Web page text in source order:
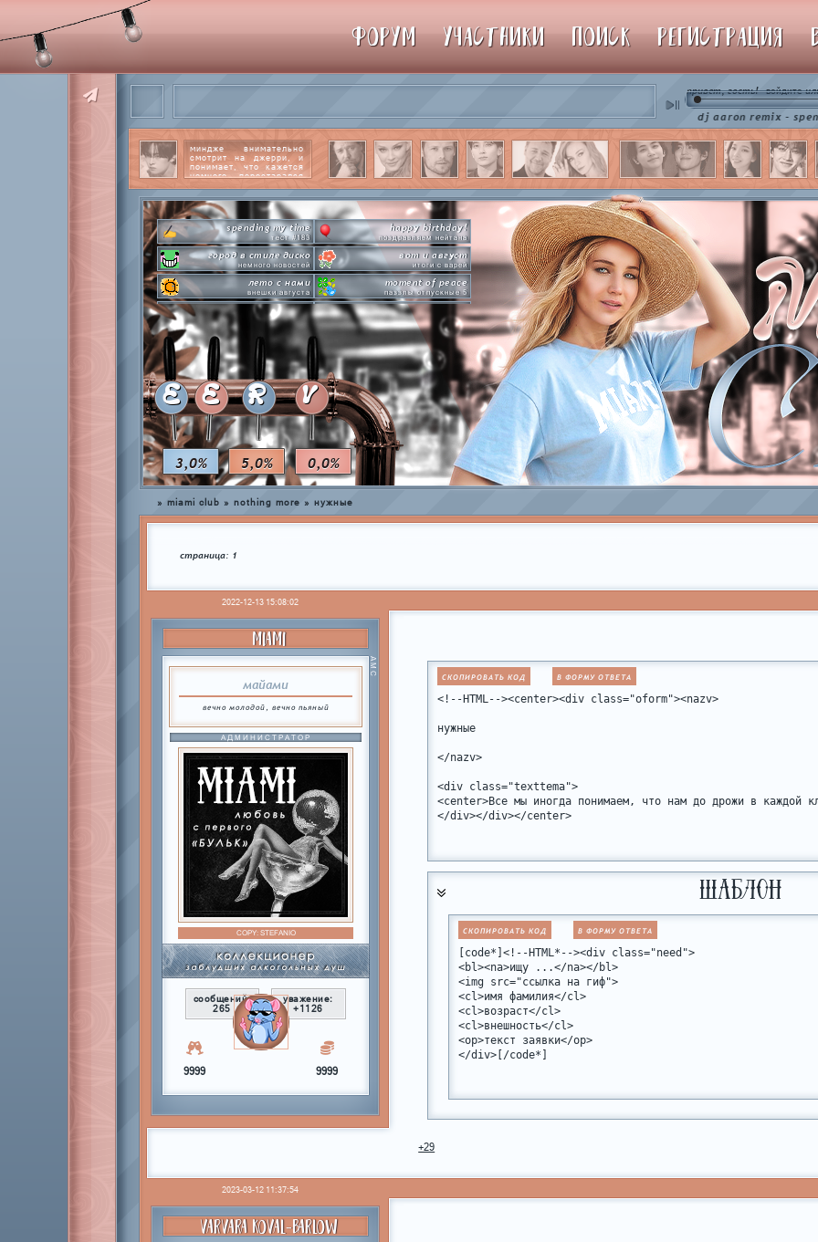
3,0% 5,0% 0,0%
♫ dj aaron remix - spencer
миндже внимательно
смотрит на джерри, и
понимает, что кажется
немного перестарался
далее
spending my time
тест #183
happy birthday!
поздравляем нейтана
город в стиле диско
немного новостей
вот и август
итоги с варей
лето с нами
внешки августа
moment of peace
паззлы отпускные 5
pen-pineapple-apple-pen!
шлакоблокунь заказывали?
hot n cold
охлаждаемся в клабграмме
сделай это прямо сейчас
лупим пиньяту!
everyone's a star
покупаем звезды
time goes by so slowly
анаграммы на базе
private emotion
с днем эмоций #4
hot in herre
летняя стикер-пати туть
E E R V
ФОРУМ УЧАСТНИКИ ПОИСК РЕГИСТРАЦИЯ
привет, гость! войдите
» miami club » nothing more » нужные
страница: 1
2022-12-13 15:08:02
MIAMI
майами
вечно молодой, вечно пьяный
АМС
АДМИНИСТРАТОР
COPY:STEFANIO
сообщений:
265
уважение:
+1126
9999 9999
СКОПИРОВАТЬ КОД В ФОРМУ ОТВЕТА
<!--HTML--><center><div class="oform"><nazv>
нужные
</nazv>
<div class="texttema">
<center>Все мы иногда понимаем, что нам до дрожи в каждой
</div></div></center>
шаблон
СКОПИРОВАТЬ КОД В ФОРМУ ОТВЕТА
[code*]<!--HTML*--><div class="need">
<bl><na>ищу ...</na></bl>
<img src="ссылка на гиф">
<cl>имя фамилия</cl>
<cl>возраст</cl>
<cl>внешность</cl>
<op>текст заявки</op>
</div>[/code*]
+29
2023-03-12 11:37:54
VARVARA KOVAL-BARLOW